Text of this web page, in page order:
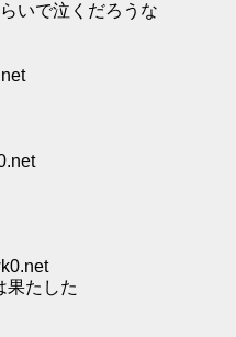
いで泣くだろうな
果たした